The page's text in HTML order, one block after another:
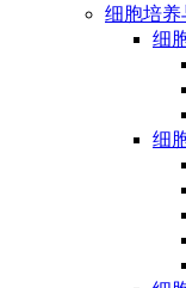
细胞培养
细
细